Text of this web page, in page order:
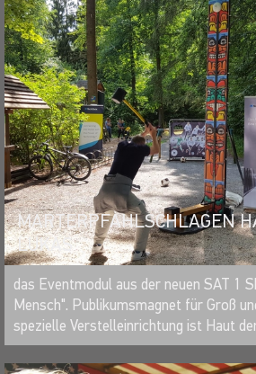
Edelstahlblenden und Displays kommen
MARTERPFAHLSCHLAGEN
LUKAS
MERKEN
das Eventmodul aus der neuen SAT 1
Mensch". Publikumsmagnet für Groß
spezielle Verstelleinrichtung ist Haut